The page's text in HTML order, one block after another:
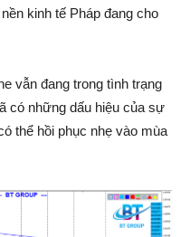
kinh tế Pháp đang cho
vẫn đang trong tình trạng
có những dấu hiệu của sự
thể hồi phục nhẹ vào mùa